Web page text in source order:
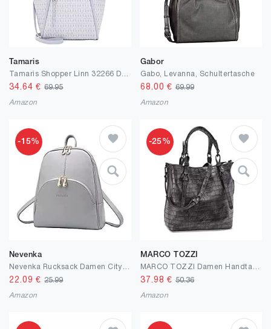
Tamaris
34.64 €69.95
Amazon
Gabor
Gabo, Levanna, Schultertasche
68.00 € 69.99
Amazon
-15%
Nevenka
22.09 €25.99
Amazon
-25%
MARCO TOZZI
37.98 € 50.36
Amazon